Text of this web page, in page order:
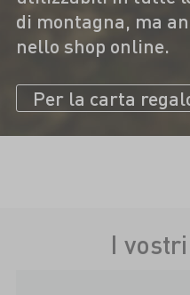
di montagna, ma
nello shop online.
Per la carta
I